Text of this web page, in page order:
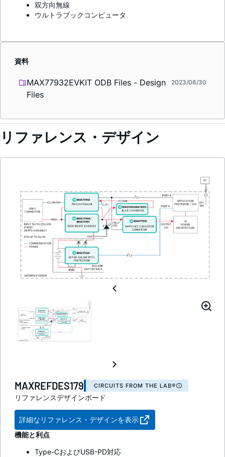
双方向無線
ウルトラブックコンピュータ
資料
MAX77932EVKIT ODB Files - Design
Files
2023/06/30
リファレンス・デザイン
MAXREFDES179 CIRCUITS FROM THE LAB®
リファレンスデザインボード
詳細なリファレンス・デザインを表示
機能と利点
Type-CおよびUSB-PD対応